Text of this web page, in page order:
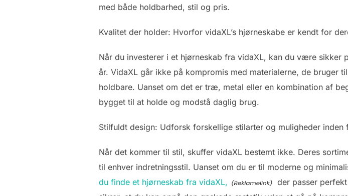
med både holdbarhed, stil og pris.
Kvalitet der holder: Hvorfor vidaXL’s hjørneskabe er kendt for
Når du investerer i et hjørneskab fra vidaXL, kan du være
år. VidaXL går ikke på kompromis med materialerne, de bruger
holdbare. Uanset om det er træ, metal eller en kombination af
bygget til at holde og modstå daglig brug.
Stilfuldt design: Udforsk forskellige stilarter og muligheder inden
Når det kommer til stil, skuffer vidaXL bestemt ikke. Deres
til enhver indretningsstil. Uanset om du er til moderne og
du finde et hjørneskab fra vidaXL,
der passer